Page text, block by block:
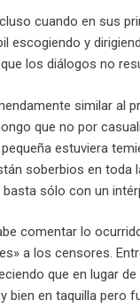
cuando en sus
escogiendo y
los diálogos no
similar al
que no por
estuviera
soberbios en
sólo con un
comentar lo
a los censores.
que en lugar
bien en taquilla